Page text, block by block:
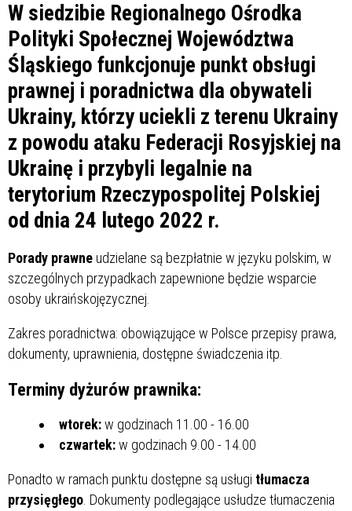
W siedzibie Regionalnego Ośrodka
Polityki Społecznej Województwa
Śląskiego funkcjonuje punkt obsługi
prawnej i poradnictwa dla obywateli
Ukrainy, którzy uciekli z terenu Ukrainy
z powodu ataku Federacji Rosyjskiej na
Ukrainę i przybyli legalnie na
terytorium Rzeczypospolitej Polskiej
od dnia 24 lutego 2022 r.
Porady prawne udzielane są bezpłatnie w języku polskim, w
szczególnych przypadkach zapewnione będzie wsparcie
osoby ukraińskojęzycznej.
Zakres poradnictwa: obowiązujące w Polsce przepisy prawa,
dokumenty, uprawnienia, dostępne świadczenia itp.
Terminy dyżurów prawnika:
wtorek:w godzinach 11.00 - 16.00
czwartek:w godzinach 9.00 - 14.00
Ponadto w ramach punktu dostępne są usługi tłumacza
przysięgłego. Dokumenty podlegające usłudze tłumaczenia